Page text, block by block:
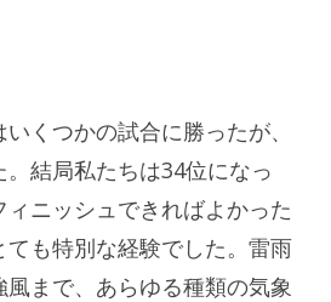
くつかの試合に勝ったが、
結局私たちは34位になっ
ニッシュできればよかった
も特別な経験でした。雷雨
まで、あらゆる種類の気象